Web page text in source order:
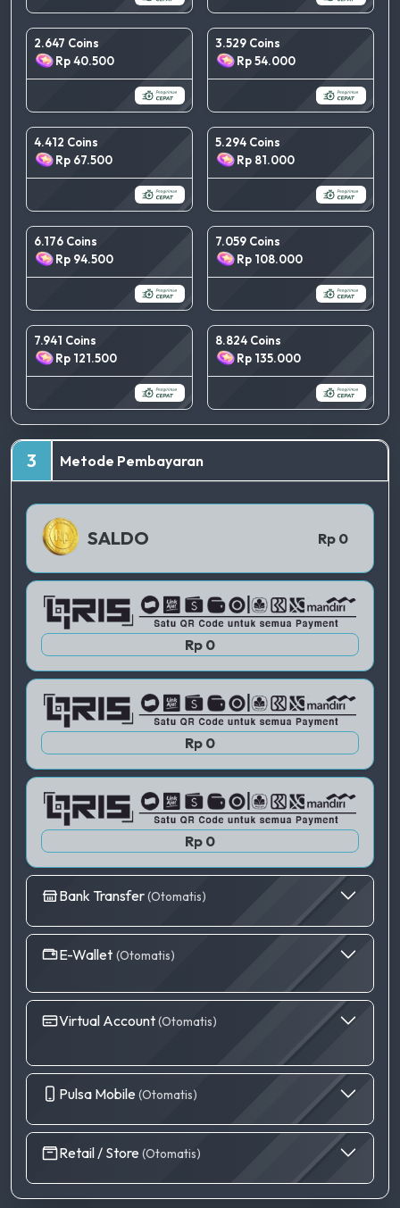
2.647 Coins
Rp 40.500
3.529 Coins
Rp 54.000
4.412 Coins
Rp 67.500
5.294 Coins
Rp 81.000
6.176 Coins
Rp 94.500
7.059 Coins
Rp 108.000
7.941 Coins
Rp 121.500
8.824 Coins
Rp 135.000
3 Metode Pembayaran
SALDO Rp 0
Rp 0
QRIS 1
Rp 0
QRIS 2
Rp 0
QRIS 3
Bank Transfer(Otomatis)
E-Wallet (Otomatis)
Virtual Account(Otomatis)
Pulsa Mobile (Otomatis)
Retail / Store (Otomatis)